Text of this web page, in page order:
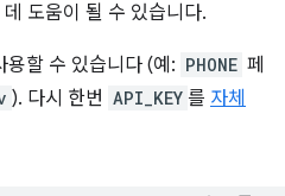
도움이 될 수 있습니다.
할 수 있습니다 (예: PHONE 페
). 다시 한번 API_KEY 를 자체